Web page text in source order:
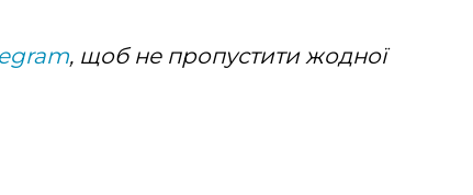
, щоб не пропустити жодної